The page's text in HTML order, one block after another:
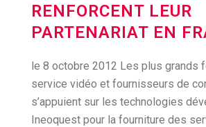
RENFORCENT LEUR
PARTENARIAT EN
le 8 octobre 2012 Les plus grands
service vidéo et fournisseurs de
s’appuient sur les technologies
Ineoquest pour la fourniture des